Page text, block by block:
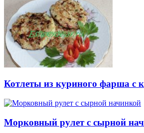
Котлеты из куриного фарша с
Морковный рулет с сырной